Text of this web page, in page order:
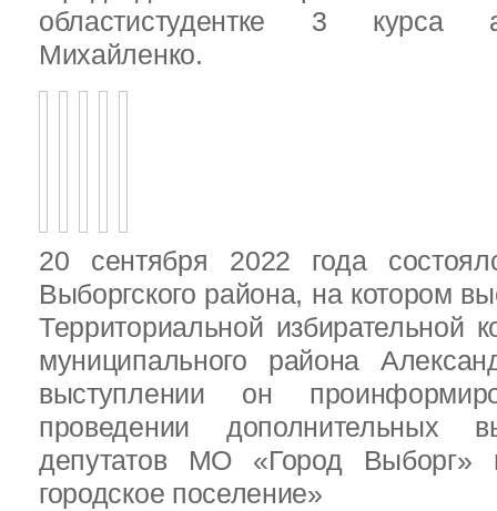
областистудентке 3 курса
Михайленко.
20 сентября 2022 года
Выборгского района, на котором
Территориальной избирательной
муниципального района
выступлении он
проведении дополнительных
депутатов МО «Город
городское поселение»